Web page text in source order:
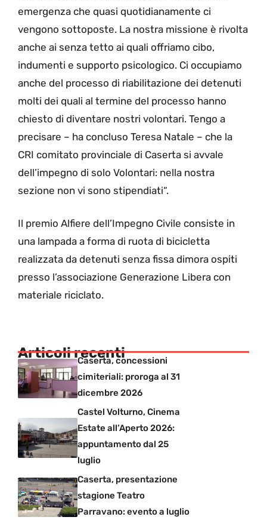
emergenza che quasi quotidianamente ci
vengono sottoposte. La nostra missione è rivolta
anche ai senza tetto ai quali offriamo cibo,
indumenti e supporto psicologico. Ci occupiamo
anche del processo di riabilitazione dei detenuti
molti dei quali al termine del processo hanno
chiesto di diventare nostri volontari. Tengo a
precisare – ha concluso Teresa Natale – che la
CRI comitato provinciale di Caserta si avvale
dell’impegno di solo Volontari: nella nostra
sezione non vi sono stipendiati“.
Il premio Alfiere dell’Impegno Civile consiste in
una lampada a forma di ruota di bicicletta
realizzata da detenuti senza fissa dimora ospiti
presso l’associazione Generazione Libera con
materiale riciclato.
Articoli recenti
Caserta, concessioni
cimiteriali: proroga al 31
dicembre 2026
Castel Volturno, Cinema
Estate all’Aperto 2026:
appuntamento dal 25
luglio
Caserta, presentazione
stagione Teatro
Parravano: evento a luglio